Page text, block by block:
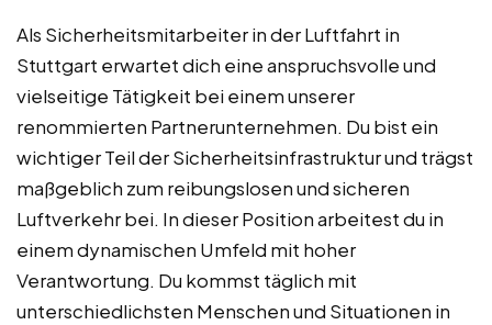
Als Sicherheitsmitarbeiter in der Luftfahrt in
Stuttgart erwartet dich eine anspruchsvolle und
vielseitige Tätigkeit bei einem unserer
renommierten Partnerunternehmen. Du bist ein
wichtiger Teil der Sicherheitsinfrastruktur und trägst
maßgeblich zum reibungslosen und sicheren
Luftverkehr bei. In dieser Position arbeitest du in
einem dynamischen Umfeld mit hoher
Verantwortung. Du kommst täglich mit
unterschiedlichsten Menschen und Situationen in